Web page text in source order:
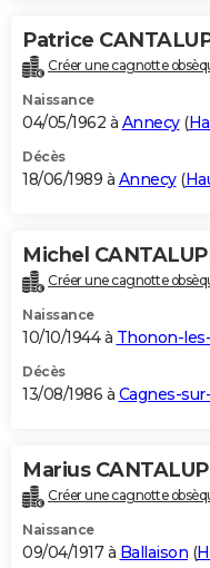
Patrice
Créer une cagnotte
Naissance
04/05/1962 à Annecy(
Décès
18/06/1989 à Annecy(
Michel
Créer une cagnotte
Naissance
10/10/1944 à Thonon-
Décès
13/08/1986 à Cagnes-
Marius
Créer une cagnotte
Naissance
09/04/1917 à Ballaison (